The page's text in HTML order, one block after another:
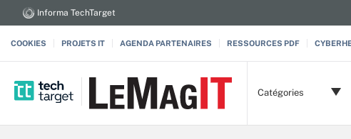
Informa TechTarget
COOKIES PROJETS IT AGENDA PARTENAIRES RESSOURCES PDF
Catégories